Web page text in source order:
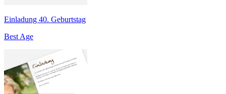
Einladung 40. Geburtstag
Best Age